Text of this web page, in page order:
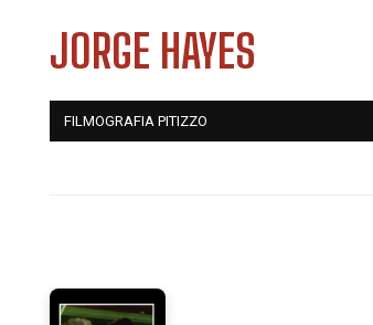
JORGE HAYES
FILMOGRAFIA PITIZZO